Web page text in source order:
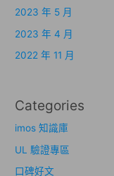
2023 年 5 月
2023 年 4 月
2022 年 11 月
Categories
imos 知識庫
UL 驗證專區
口碑好文